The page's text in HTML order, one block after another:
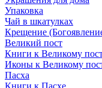
Упаковка
Чай в шкатулках
Крещение
Великий пост
Книги к Великому
Иконы к Великому
Пасха
Книги к Пасхе